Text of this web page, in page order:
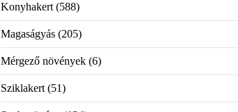
Konyhakert(588)
Magaságyás(205)
Mérgező növények(6)
Sziklakert(51)